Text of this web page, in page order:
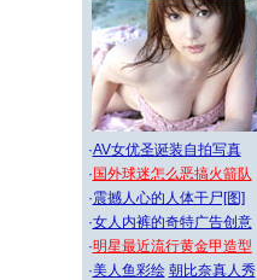
·AV女优圣诞装自拍写真
· 国外球迷怎么恶搞火箭队
·震撼人心的人体干尸[图]
·女人内裤的奇特广告创意
·明星最近流行黄金甲造型
·美人鱼彩绘 朝比奈真人秀